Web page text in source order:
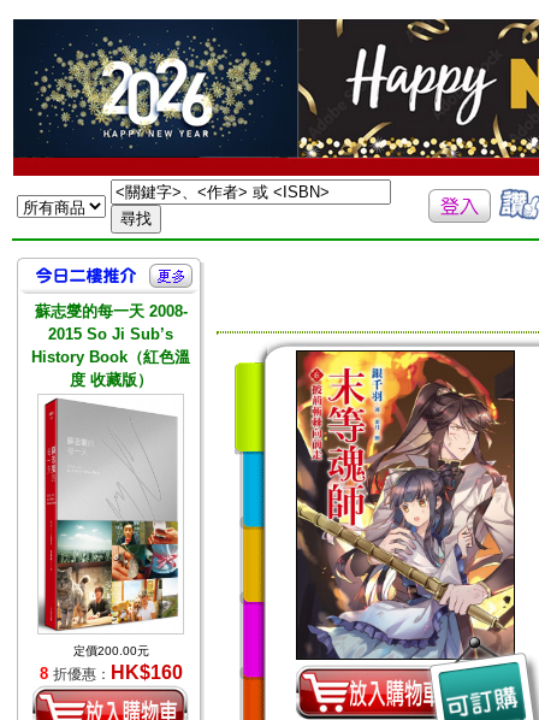
蘇志燮的每一天 2008-
2015 So Ji Sub’s
History Book（紅色溫
度 收藏版）
定價200.00元
8 折優惠： HK$160